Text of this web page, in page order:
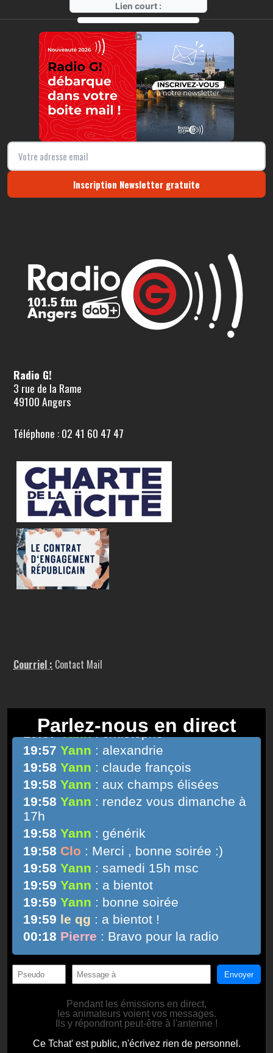
Lien court :
https://radio-g.fr?22219
⧉
Inscription Newsletter gratuite
Radio G!
3 rue de la Rame
49100 Angers
Téléphone : 02 41 60 47 47
Courriel : Contact Mail